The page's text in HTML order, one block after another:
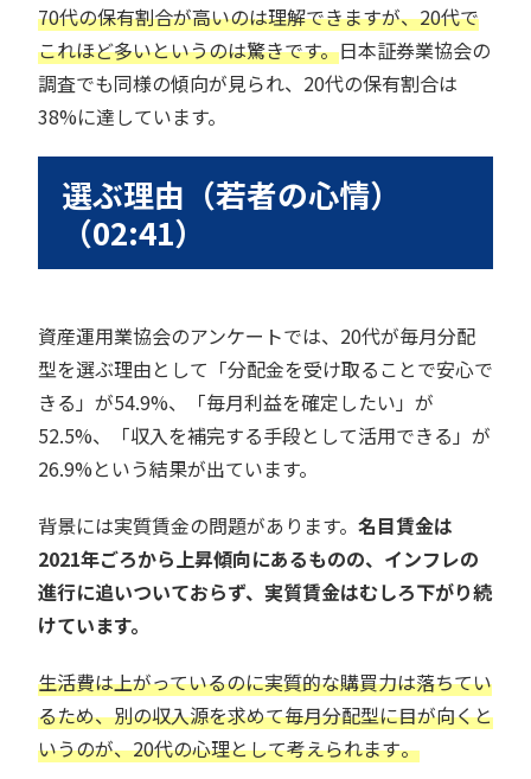
70代の保有割合が高いのは理解できますが、20代で
これほど多いというのは驚きです。日本証券業協会の
調査でも同様の傾向が見られ、20代の保有割合は
38%に達しています。
選ぶ理由（若者の心情）
（02:41）
資産運用業協会のアンケートでは、20代が毎月分配
型を選ぶ理由として「分配金を受け取ることで安心で
きる」が54.9%、「毎月利益を確定したい」が
52.5%、「収入を補完する手段として活用できる」が
26.9%という結果が出ています。
背景には実質賃金の問題があります。 名目賃金は
2021年ごろから上昇傾向にあるものの、インフレの
進行に追いついておらず、実質賃金はむしろ下がり続
けています。
生活費は上がっているのに実質的な購買力は落ちてい
るため、別の収入源を求めて毎月分配型に目が向くと
いうのが、20代の心理として考えられます。